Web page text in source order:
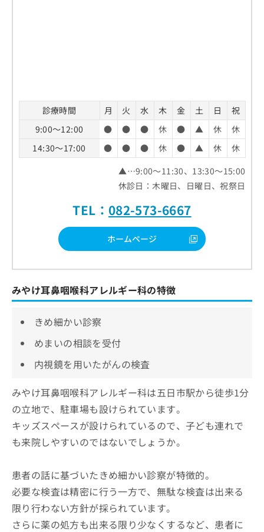
診療時間 月 火 水 木 金 土 日
祝
9:00～12:00
● ● ● 休 ● ▲ 休
休
14:30～17:00
● ● ● 休 ● ▲ 休
休
▲…9:00～11:30、13:30～15:00
休診日：木曜日、日曜日、祝祭日
TEL： 082-573-6667
ホームページ
みやけ耳鼻咽喉科アレルギー科の特徴
きめ細かい診察
めまいの相談を受付
内視鏡を用いたがんの検査
みやけ耳鼻咽喉科アレルギー科は五日市駅から徒歩1分
の立地で、駐車場も設けられています。
キッズスペースが設けられているので、子ども連れで
も来院しやすいのではないでしょうか。
患者の話に基づいたきめ細かい診察が特徴的。
必要な検査は精密に行う一方で、無駄な検査は出来る
限り行わない方針が採られています。
さらに薬の処方も出来る限り少なくするなど、患者に